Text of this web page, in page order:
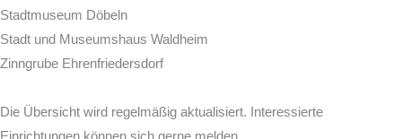
Stadtmuseum Döbeln
Stadt und Museumshaus Waldheim
Zinngrube Ehrenfriedersdorf
Die Übersicht wird regelmäßig aktualisiert. Interessierte